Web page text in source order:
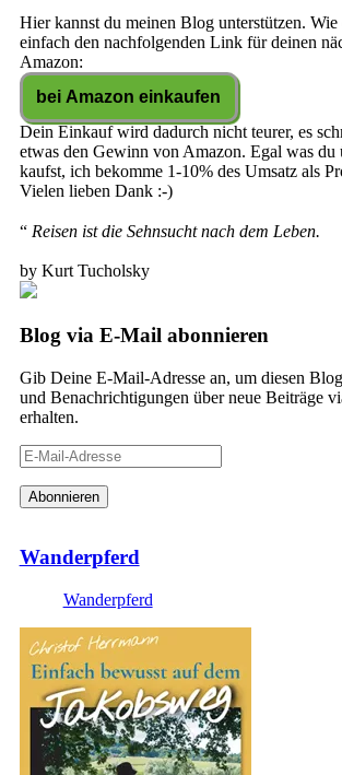
Hier kannst du meinen Blog unterstützen. Wie
einfach den nachfolgenden Link für deinen
Amazon:
Dein Einkauf wird dadurch nicht teurer, es
etwas den Gewinn von Amazon. Egal was du
kaufst, ich bekomme 1-10% des Umsatz als
Vielen lieben Dank :-)
“ Reisen ist die Sehnsucht nach dem Leben.
by Kurt Tucholsky
Blog via E-Mail abonnieren
Gib Deine E-Mail-Adresse an, um diesen
und Benachrichtigungen über neue Beiträge
erhalten.
E-
Mail-
Adresse
Wanderpferd
Wanderpferd